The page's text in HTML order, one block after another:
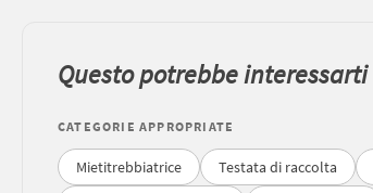
Questo potrebbe interessarti
CATEGORIE APPROPRIATE
Mietitrebbiatrice Testata di raccolta